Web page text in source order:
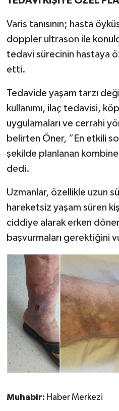
Varis tanısının; hasta
doppler ultrason ile
tedavi sürecinin hastaya
etti.
Tedavide yaşam tarzı
kullanımı, ilaç tedavisi,
uygulamaları ve cerrahi
belirten Öner, “En etkili
şekilde planlanan
dedi.
Uzmanlar, özellikle uzun
hareketsiz yaşam süren
ciddiye alarak erken
başvurmaları gerektiğini
Muhabir: Haber Merkezi